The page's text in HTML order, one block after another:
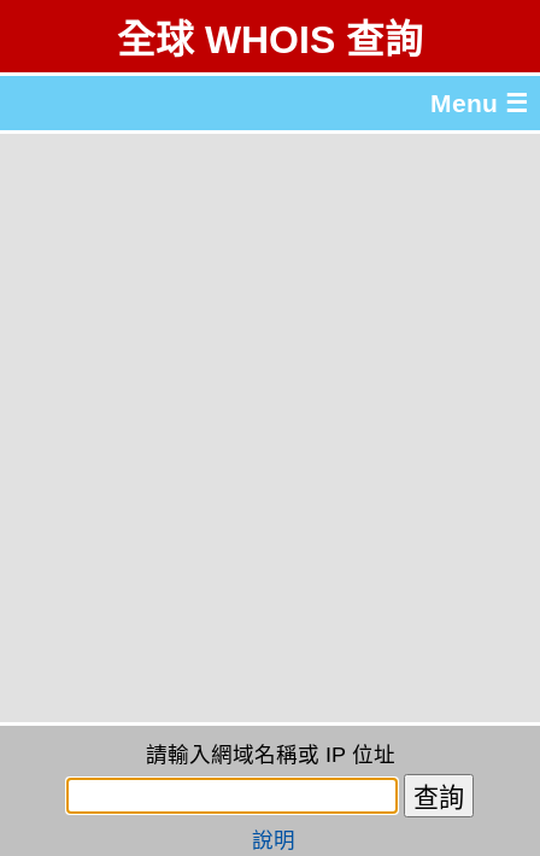
全球 WHOIS 查詢
Menu ☰
請輸入網域名稱或 IP 位址
說明